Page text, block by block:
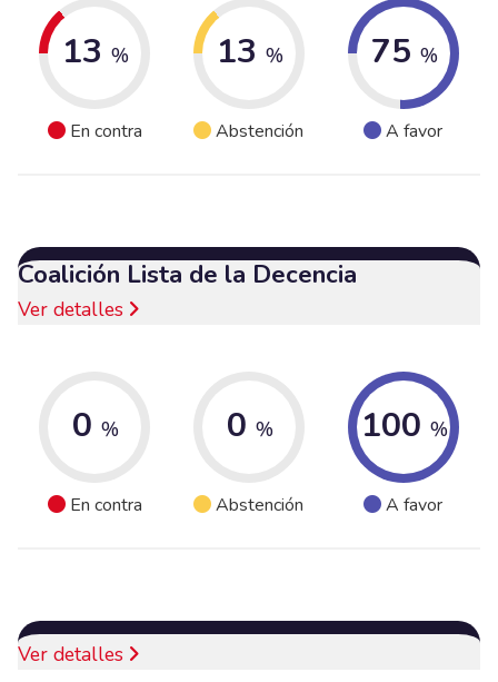
13 %
En contra
13 %
Abstención
75 %
A favor
Coalición Lista de la Decencia
Ver detalles
0 %
En contra
0 %
Abstención
100 %
A favor
Ver detalles